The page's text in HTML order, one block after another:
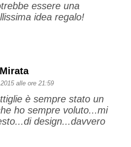
essere una
idea regalo!
alle ore 21:59
è sempre stato un
ho sempre voluto...mi
design...davvero